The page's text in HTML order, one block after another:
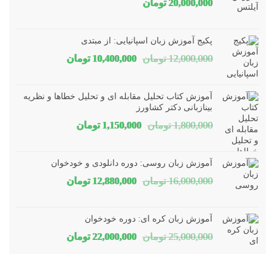
20,000,000 تومان
پکیج آموزش زبان اسپانیایی: از مبتدی
12,000,000 تومان قیمت
بود.
10,400,000 تومانقیمت
است.
آموزش کتاب تحلیل مقابله ای و تحلیل خطاها و نظریه
بینازبانی دکتر کشاورز
1,800,000 تومان قیمت
بود.
1,150,000 تومانقیمت
است.
آموزش زبان روسی: دوره دانلودی و خودخوان
16,000,000 تومان قیمت
بود.
12,880,000 تومانقیمت
آموزش زبان کره ای: دوره خودخوان
25,000,000 تومان قیمت
22,000,000 تومانقیمت